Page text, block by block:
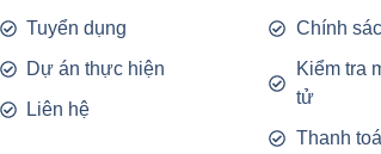
Tuyển dụng
Dự án thực hiện
Liên hệ
Chính
Kiểm tra
tử
Thanh